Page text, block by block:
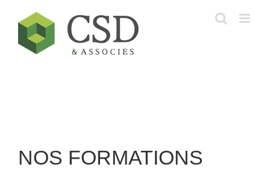
NOS FORMATIONS